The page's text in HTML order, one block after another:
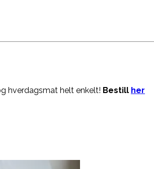
hverdagsmat helt enkelt! Bestill her